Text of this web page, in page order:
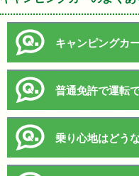
キャンピングカ
普通免許で運転
乗り心地はどう